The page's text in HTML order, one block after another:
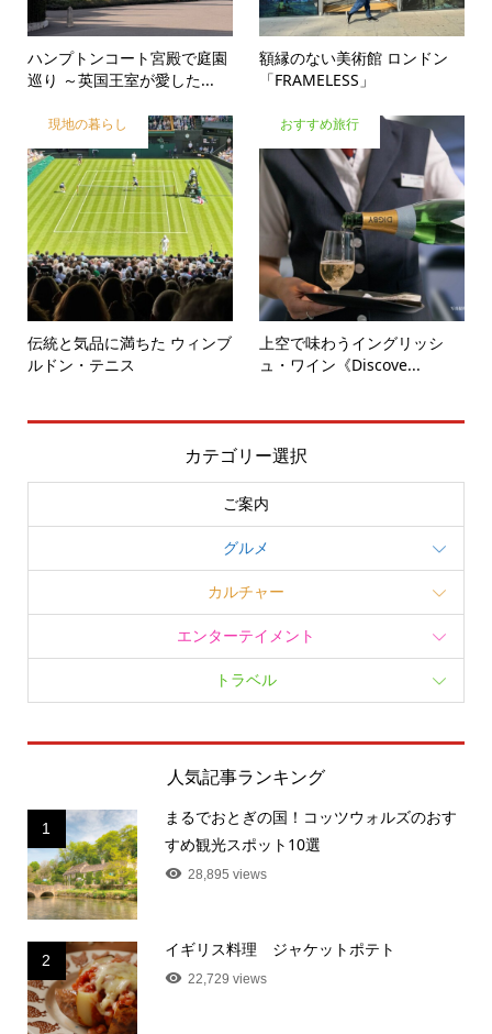
ハンプトンコート宮殿で庭園
巡り ～英国王室が愛した...
額縁のない美術館 ロンドン
「FRAMELESS」
現地の暮らし
伝統と気品に満ちた ウィンブ
ルドン・テニス
おすすめ旅行
上空で味わうイングリッシ
ュ・ワイン《Discove...
カテゴリー選択
ご案内
グルメ
カルチャー
エンターテイメント
トラベル
人気記事ランキング
1
まるでおとぎの国！コッツウォルズのおす
すめ観光スポット10選
28,895 views
2
イギリス料理 ジャケットポテト
22,729 views